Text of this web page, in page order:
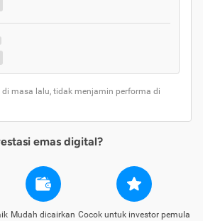
masa lalu, tidak menjamin performa di
emas digital?
Mudah dicairkan Cocok untuk investor pemula